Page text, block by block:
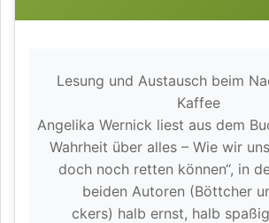
Lesung und Austausch beim
Kaffee
Angelika Wernick liest aus dem
Wahrheit über alles – Wie wir
doch noch retten können“, in
beiden Autoren (Böttcher
ckers) halb ernst, halb